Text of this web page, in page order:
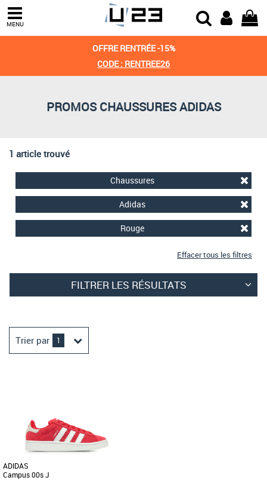
MENU
OFFRE RENTRÉE -15%
CODE : RENTREE26
PROMOS CHAUSSURES ADIDAS
1 article trouvé
Chaussures
Adidas
Rouge
Effacer tous les filtres
FILTRER LES RÉSULTATS
Trier par 1
Trier par
Derniers arrivages
Meilleures remises
ADIDAS
Campus 00s J